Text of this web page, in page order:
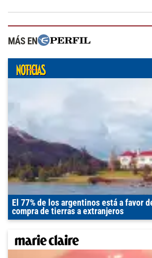
MÁS EN
El 77% de los argentinos está a favor
compra de tierras a extranjeros